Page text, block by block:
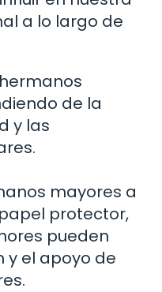
a lo largo de
de la
y las
mayores a
protector,
pueden
y el apoyo de